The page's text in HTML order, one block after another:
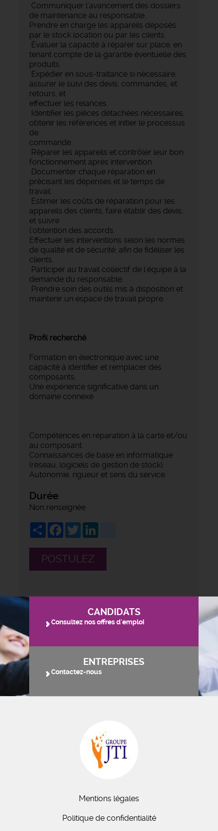
Communiquer l’avancement des dossiers
de maintenance au responsable.
Prendre en charge les appareils déposés
par le stock location ou par les clients.
Évaluer la capacité à réparer sur place, en
tenant compte de la garantie éventuelle des
produits.
Expédier en sous-traitance si nécessaire,
assurer le suivi des devis, commandes, et
retours, et
effectuer les relances.
Identifier les pièces détachées nécessaires,
obtenir les références et initier le processus
de
commande.
Réparer les appareils et contrôler leur bon
fonctionnement après intervention.
Documenter chaque réparation en
précisant les dépenses et le temps de
travail.
Estimer les coûts de réparation pour les
appareils des clients, faire établir des devis,
et suivre
l’obtention des accords.
Effectuer les interventions selon les normes
de qualité et de sécurité, afin de fidéliser les
clients.
Participer au travail collectif de l'équipe à la
demande du responsable.
Prendre soin des outils mis à disposition et
maintenir un espace de travail propre.
Profil recherché
Formation en électronique avec une
capacité à identifier et remplacer des
composants.
Une expérience significative dans un
domaine connexe
Compétences en réparation à la carte et/ou
au composant.
Connaissances de base en informatique
(réseau, logiciels de gestion de stock).
Autonomie, rigueur et sens du service.
Durée
Non renseignée
ShareFacebook
Twitter
POSTULEZ
CANDIDATS
Consultez nos offres d'emploi
ENTREPRISES
Contactez-nous
Mentions légales
Politique de confidentialité